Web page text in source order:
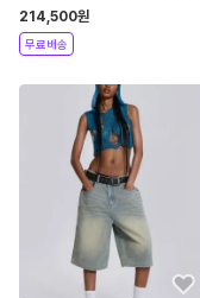
짐 백
214,500원
무료배송